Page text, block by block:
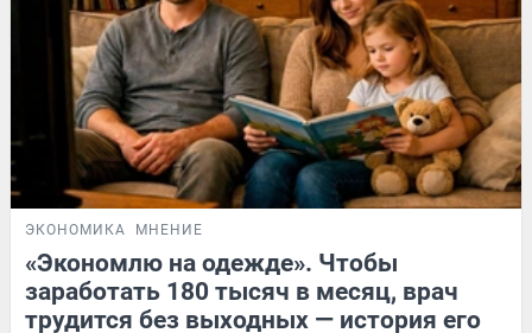
ЭКОНОМИКА МНЕНИЕ
«Экономлю на одежде». Чтобы
заработать 180 тысяч в месяц, врач
трудится без выходных — история его